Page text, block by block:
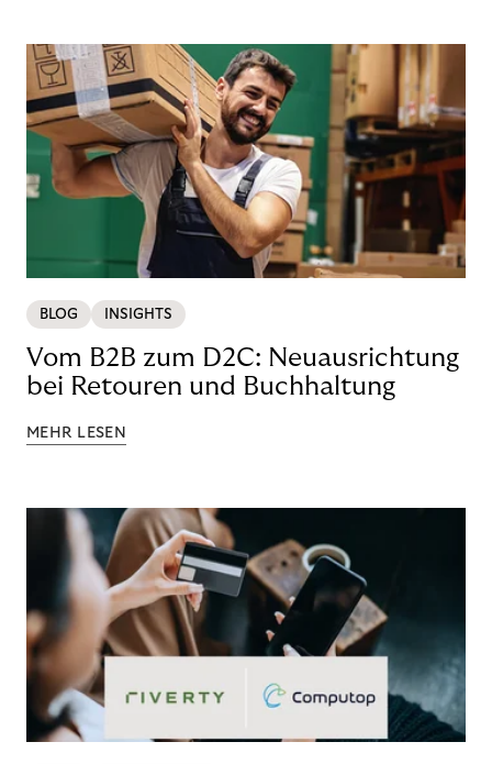
BLOG INSIGHTS
Vom B2B zum D2C: Neuausrichtung
bei Retouren und Buchhaltung
MEHR LESEN